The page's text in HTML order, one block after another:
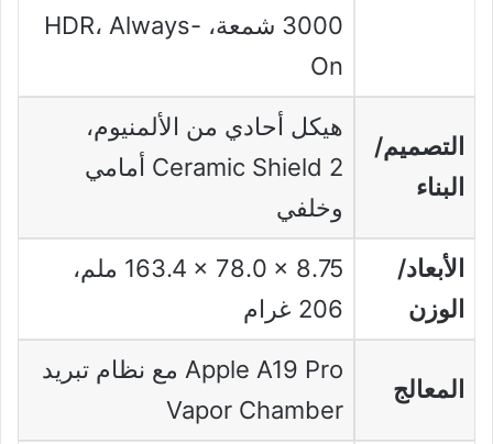
3000 شمعة، HDR، Always-
On
التصميم/
البناء
هيكل أحادي من الألمنيوم،
Ceramic Shield 2 أمامي
وخلفي
الأبعاد/
الوزن
‎163.4 × 78.0 × 8.75 ملم،
206 غرام
المعالج
Apple A19 Pro مع نظام تبريد
Vapor Chamber